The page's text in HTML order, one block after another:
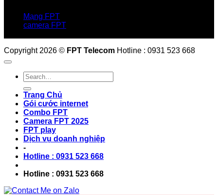
Mạng FPT
camera FPT
Copyright 2026 © FPT Telecom Hotline : 0931 523 668
Trang Chủ
Gói cước internet
Combo FPT
Camera FPT 2025
FPT play
Dịch vụ doanh nghiệp
-
Hotline : 0931 523 668
Hotline : 0931 523 668